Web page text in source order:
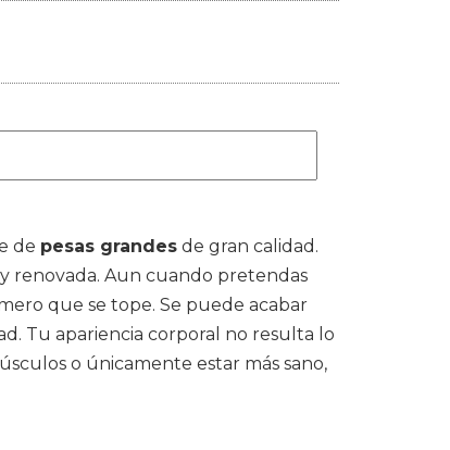
de pesas grandes de gran calidad.
renovada. Aun cuando pretendas
que se tope. Se puede acabar
Tu apariencia corporal no resulta lo
o únicamente estar más sano,